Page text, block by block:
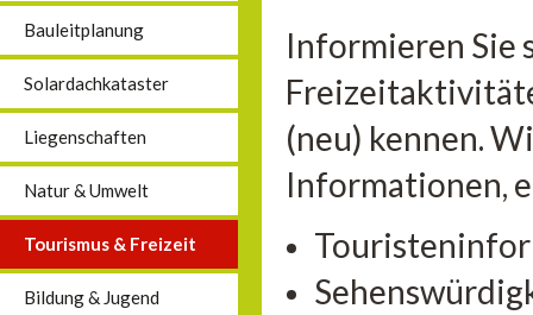
Bauleitplanung
Solardachkataster
Liegenschaften
Natur & Umwelt
Tourismus & Freizeit
Bildung & Jugend
Informieren Sie
(neu) kennen.
Informationen,